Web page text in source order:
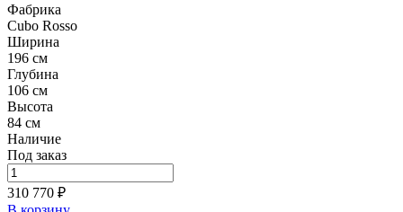
Фабрика
Cubo Rosso
Ширина
196 см
Глубина
106 см
Высота
84 см
Наличие
Под заказ
310 770 ₽